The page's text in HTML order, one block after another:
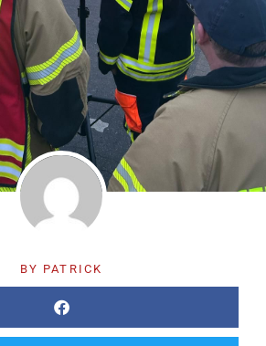
BY PATRICK